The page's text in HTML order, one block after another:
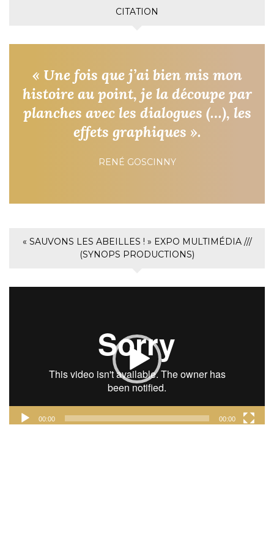
CITATION
« Une fois que j’ai bien mis mon
histoire au point, je la découpe par
planches avec les dialogues (…), les
effets graphiques ».
RENÉ GOSCINNY
« SAUVONS LES ABEILLES ! » EXPO MULTIMÉDIA ///
(SYNOPS PRODUCTIONS)
00:00 00:00